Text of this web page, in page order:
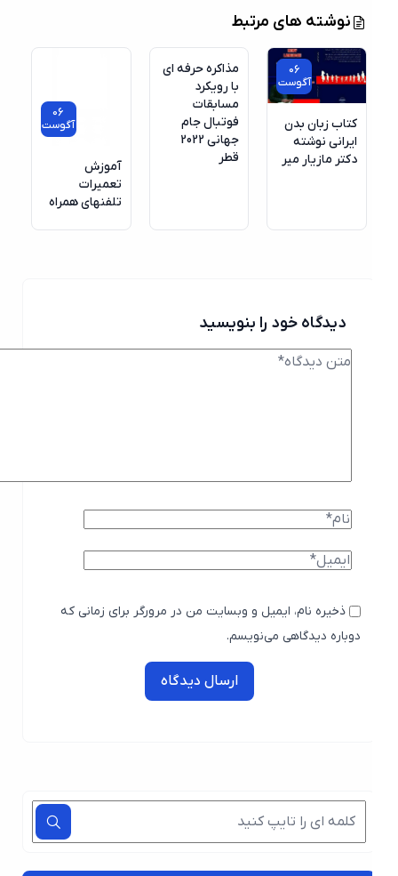
نوشته های مرتبط
06
آگوست
کتاب زبان بدن
ایرانی نوشته
دکتر مازیار میر
مذاکره حرفه ای
با رویکرد
مسابقات
فوتبال جام
جهانی 2022
آگوست
آموزش
تعمیرات
تلفنهای همراه
دیدگاه خود را بنویسید
ذخیره نام، ایمیل و وبسایت من در مرورگر برای زمانی که
دوباره دیدگاهی می‌نویسم.
ارسال دیدگاه